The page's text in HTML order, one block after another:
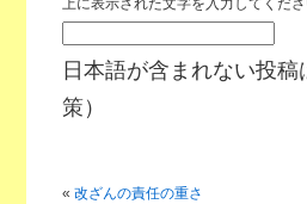
上に表示された文字を入力してくださ
日本語が含まれない投
策）
« 改ざんの責任の重さ